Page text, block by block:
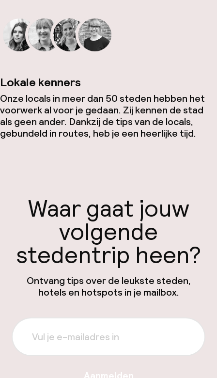
Lokale kenners
Onze locals in meer dan 50 steden hebben het
voorwerk al voor je gedaan. Zij kennen de stad
als geen ander. Dankzij de tips van de locals,
gebundeld in routes, heb je een heerlijke tijd.
Waar gaat jouw
volgende
stedentrip heen?
Ontvang tips over de leukste steden,
hotels en hotspots in je mailbox.